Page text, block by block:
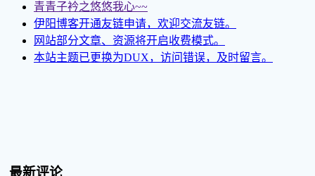
青青子衿之悠悠我心~~
伊阳博客开通友链申请，欢迎交流友链。
网站部分文章、资源将开启收费模式。
本站主题已更换为DUX，访问错误，及时留言。
最新评论